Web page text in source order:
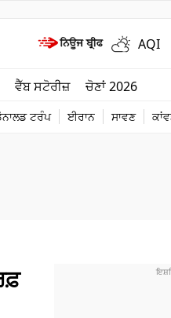
AQI
ਵੈੱਬ ਸਟੋਰੀਜ਼ ਚੋਣਾਂ 2026
ਟਰੰਪ ਈਰਾਨ ਸਾਵਣ
ਦੁਨੀਆ